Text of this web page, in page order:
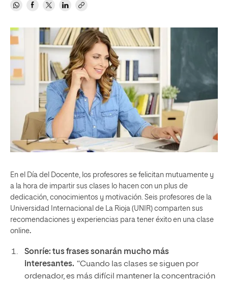
En el Día del Docente, los profesores se felicitan mutuamente y
a la hora de impartir sus clases lo hacen con un plus de
dedicación, conocimientos y motivación. Seis profesores de la
Universidad Internacional de La Rioja (UNIR) comparten sus
recomendaciones y experiencias para tener éxito en una clase
online.
Sonríe: tus frases sonarán mucho más
interesantes. “Cuando las clases se siguen por
ordenador, es más difícil mantener la concentración